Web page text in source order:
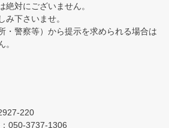
絶対にございません。
み下さいませ。
・警察等）から提示を求められる場合は
。
220
050-3737-1306